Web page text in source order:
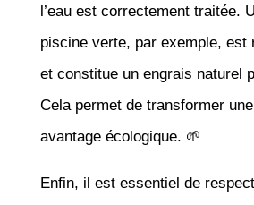
l’eau est correctement traitée.
piscine verte, par exemple, est
et constitue un engrais naturel
Cela permet de transformer
avantage écologique. 🌱
Enfin, il est essentiel de